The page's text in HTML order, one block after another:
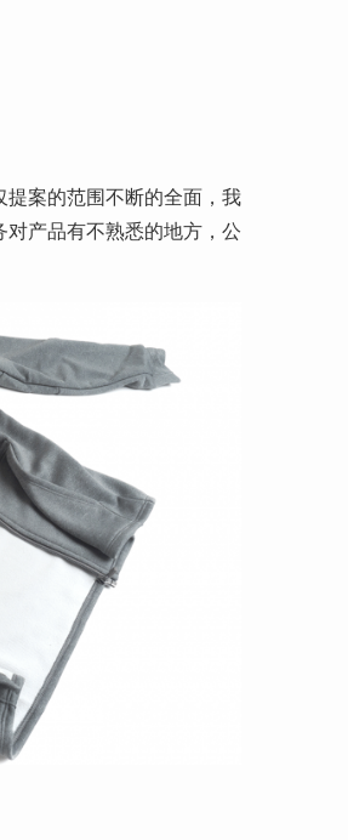
案的范围不断的全面，我
产品有不熟悉的地方，公